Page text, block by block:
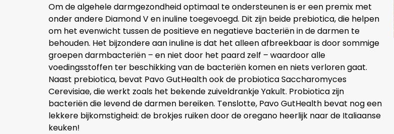
Om de algehele darmgezondheid optimaal te ondersteunen is er een premix met
onder andere Diamond V en inuline toegevoegd. Dit zijn beide prebiotica, die helpen
om het evenwicht tussen de positieve en negatieve bacteriën in de darmen te
behouden. Het bijzondere aan inuline is dat het alleen afbreekbaar is door sommige
groepen darmbacteriën – en niet door het paard zelf – waardoor alle
voedingsstoffen ter beschikking van de bacteriën komen en niets verloren gaat.
Naast prebiotica, bevat Pavo GutHealth ook de probiotica Saccharomyces
Cerevisiae, die werkt zoals het bekende zuiveldrankje Yakult. Probiotica zijn
bacteriën die levend de darmen bereiken. Tenslotte, Pavo GutHealth bevat nog een
lekkere bijkomstigheid: de brokjes ruiken door de oregano heerlijk naar de Italiaanse
keuken!